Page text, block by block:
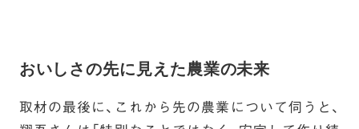
おいしさの先に見えた農業の未来
取材の最後に、これから先の農業について伺うと、